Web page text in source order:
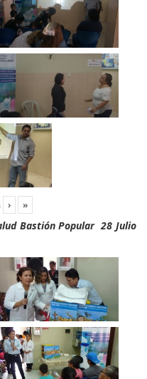
› »
Bastión Popular 28 Julio